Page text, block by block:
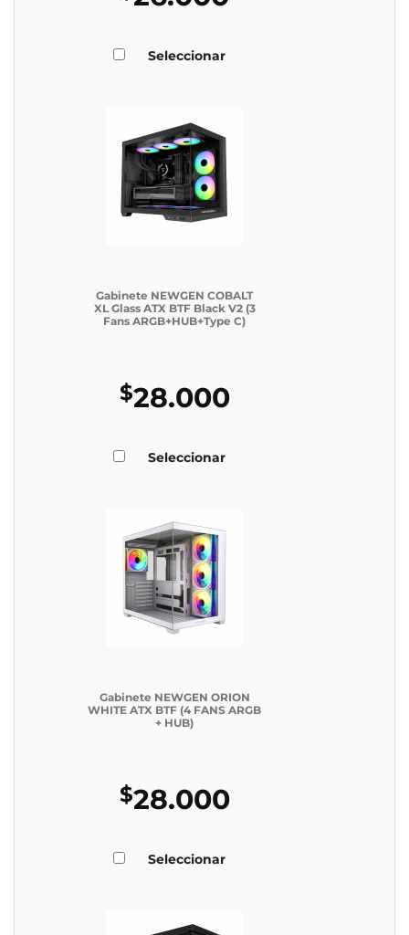
Seleccionar
Gabinete NEWGEN COBALT
XL Glass ATX BTF Black V2 (3
Fans ARGB+HUB+Type C)
$28.000
Seleccionar
Gabinete NEWGEN ORION
WHITE ATX BTF (4 FANS ARGB
+ HUB)
$28.000
Seleccionar